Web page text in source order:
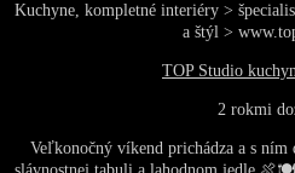
Kuchyne, kompletné interiéry >
a štýl >
TOP Studio
2 rokmi
Veľkonočný víkend prichádza a s